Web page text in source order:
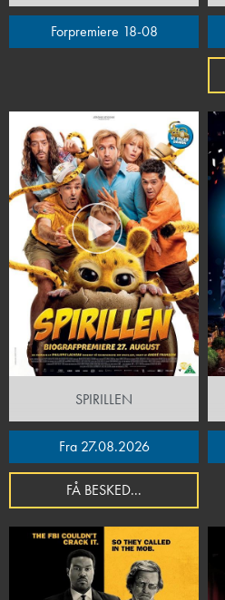
Forpremiere 18-08
SPIRILLEN
Fra 27.08.2026
FÅ BESKED...